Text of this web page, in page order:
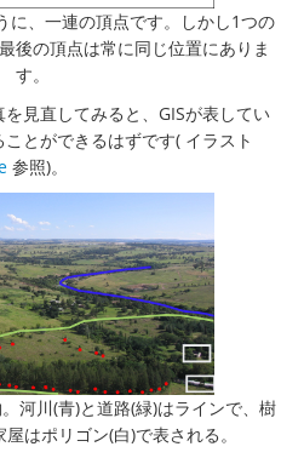
に、一連の頂点です。しかし1つの
後の頂点は常に同じ位置にありま
す。
見直してみると、GISが表してい
とができるはずです( イラスト
参照)。
河川(青)と道路(緑)はラインで、樹
はポリゴン(白)で表される。